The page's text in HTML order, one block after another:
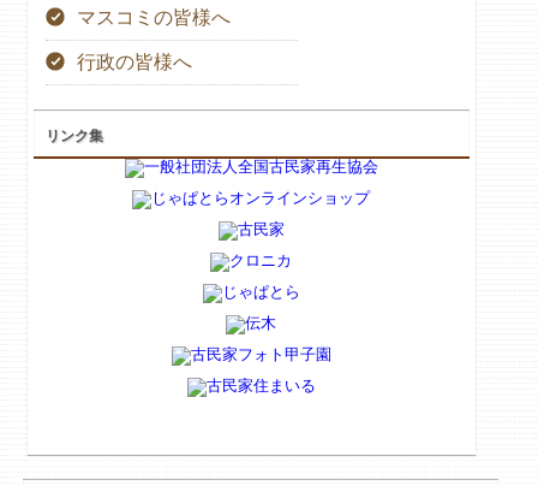
マスコミの皆様へ
行政の皆様へ
リンク集